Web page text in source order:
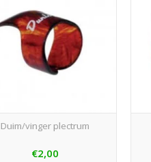
Duim/vinger plectrum
€2,00